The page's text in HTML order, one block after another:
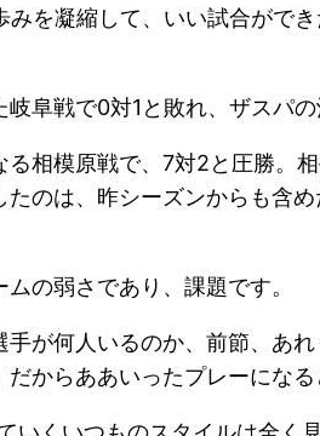
みを凝縮して、いい試合が
阜戦で0対1と敗れ、ザスパ
相模原戦で、7対2と圧勝。
のは、昨シーズンからも含
の弱さであり、課題です。
が何人いるのか、前節、あ
からああいったプレーにな